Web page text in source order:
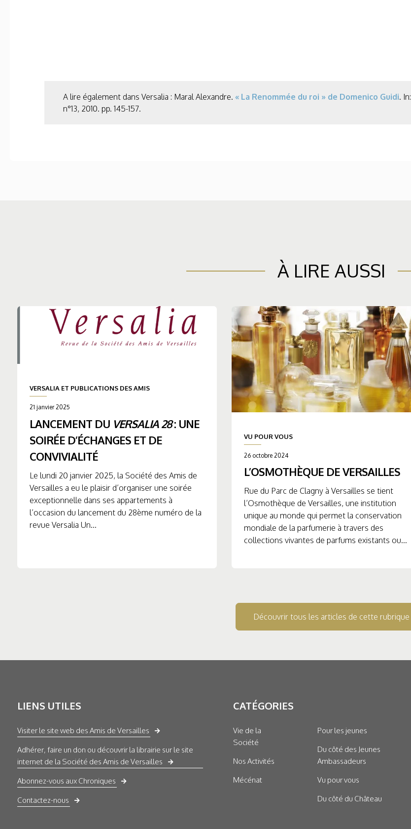
A lire également dans Versalia : Maral Alexandre. « La Renommée du roi » de Domenico Guidi. In:
n°13, 2010. pp. 145-157.
À LIRE AUSSI
VERSALIA ET PUBLICATIONS DES AMIS
21 janvier 2025
LANCEMENT DU VERSALIA 28: UNE
SOIRÉE D’ÉCHANGES ET DE
CONVIVIALITÉ
Le lundi 20 janvier 2025, la Société des Amis de
Versailles a eu le plaisir d’organiser une soirée
exceptionnelle dans ses appartements à
l’occasion du lancement du 28ème numéro de la
revue Versalia Un...
VU POUR VOUS
26 octobre 2024
L’OSMOTHÈQUE DE VERSAILLES
Rue du Parc de Clagny à Versailles se tient
l’Osmothèque de Versailles, une institution
unique au monde qui permet la conservation
mondiale de la parfumerie à travers des
collections vivantes de parfums existants ou...
Découvrir tous les articles de cette rubrique
LIENS UTILES
Visiter le site web des Amis de Versailles
Adhérer, faire un don ou découvrir la librairie sur le site
internet de la Société des Amis de Versailles
Abonnez-vous aux Chroniques
Contactez-nous
CATÉGORIES
Vie de la
Société
Nos Activités
Mécénat
Pour les jeunes
Du côté des Jeunes
Ambassadeurs
Vu pour vous
Du côté du Château